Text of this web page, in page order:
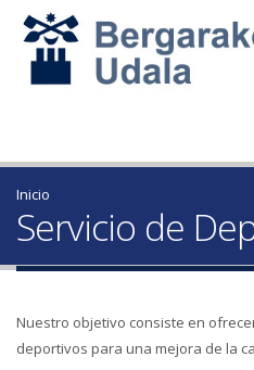
Inicio
Servicio de
Nuestro objetivo consiste en
deportivos para una mejora de la